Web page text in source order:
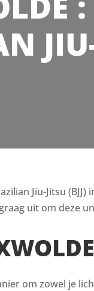
Jiu-Jitsu
uit om deze
om zowel je